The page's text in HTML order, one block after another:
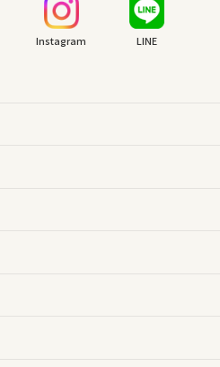
Instagram LINE